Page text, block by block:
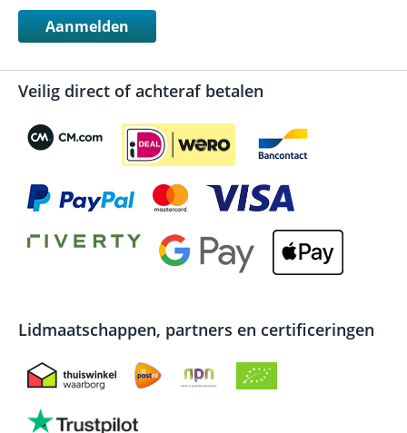
Aanmelden
Veilig direct of achteraf betalen
Lidmaatschappen, partners en certificeringen